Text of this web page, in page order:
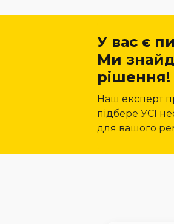
У вас є
Ми
рішення!
Наш експерт
підбере УСІ
для вашого